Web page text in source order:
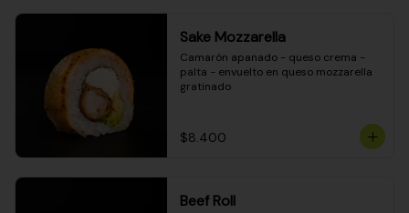
Sake Mozzarella
Camarón apanado - queso crema -
palta - envuelto en queso mozzarella
gratinado
$8.400
Beef Roll